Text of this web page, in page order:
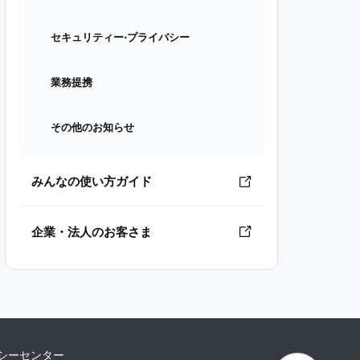
セキュリティー⋅プライバシー
業務提携
その他のお知らせ
みんなの使い方ガイド
企業・法人のお客さま
ーセンター